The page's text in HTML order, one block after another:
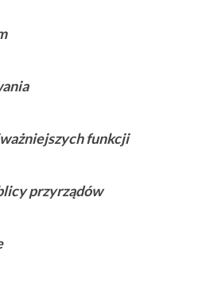
funkcji
przyrządów